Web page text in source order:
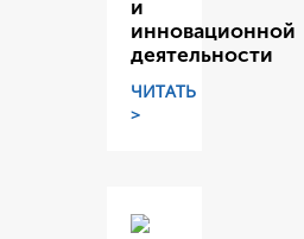
и
инновационной
деятельности
ЧИТАТЬ
>